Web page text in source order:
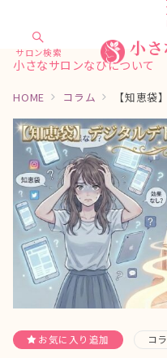
小
サロン検索
小さなサロンなびについて
HOME コラム 【知恵袋】「デジタ
お気に入り追加 コ